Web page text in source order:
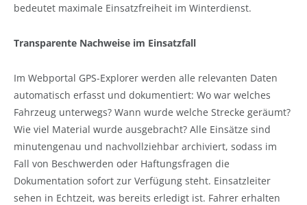
bedeutet maximale Einsatzfreiheit im Winterdienst.
Transparente Nachweise im Einsatzfall
Im Webportal GPS-Explorer werden alle relevanten Daten
automatisch erfasst und dokumentiert: Wo war welches
Fahrzeug unterwegs? Wann wurde welche Strecke geräumt?
Wie viel Material wurde ausgebracht? Alle Einsätze sind
minutengenau und nachvollziehbar archiviert, sodass im
Fall von Beschwerden oder Haftungsfragen die
Dokumentation sofort zur Verfügung steht. Einsatzleiter
sehen in Echtzeit, was bereits erledigt ist. Fahrer erhalten